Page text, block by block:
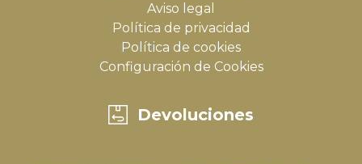
Aviso legal
Política de privacidad
Política de cookies
Configuración de Cookies
Devoluciones